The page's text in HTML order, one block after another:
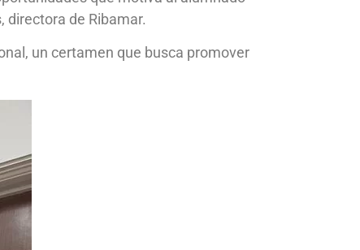
directora de Ribamar.
un certamen que busca promover